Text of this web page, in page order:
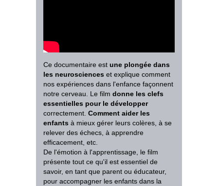
Ce documentaire est une plongée dans
les neurosciences et explique comment
nos expériences dans l'enfance façonnent
notre cerveau. Le film donne les clefs
essentielles pour le développer
correctement. Comment aider les
enfants à mieux gérer leurs colères, à se
relever des échecs, à apprendre
efficacement, etc.
De l'émotion à l'apprentissage, le film
présente tout ce qu'il est essentiel de
savoir, en tant que parent ou éducateur,
pour accompagner les enfants dans la